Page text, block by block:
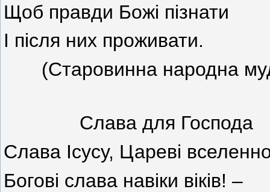
Щоб правди Божі пізнати
І після них проживати.
(Старовинна народна
Слава для Господа
Слава Ісусу, Цареві
Богові слава навіки віків! –